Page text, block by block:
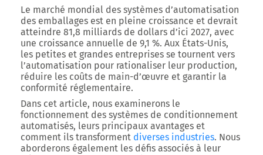
Le marché mondial des systèmes d’automatisation
des emballages est en pleine croissance et devrait
atteindre 81,8 milliards de dollars d’ici 2027, avec
une croissance annuelle de 9,1 %. Aux États-Unis,
les petites et grandes entreprises se tournent vers
l’automatisation pour rationaliser leur production,
réduire les coûts de main-d’œuvre et garantir la
conformité réglementaire.
Dans cet article, nous examinerons le
fonctionnement des systèmes de conditionnement
automatisés, leurs principaux avantages et
comment ils transforment diverses industries. Nous
aborderons également les défis associés à leur